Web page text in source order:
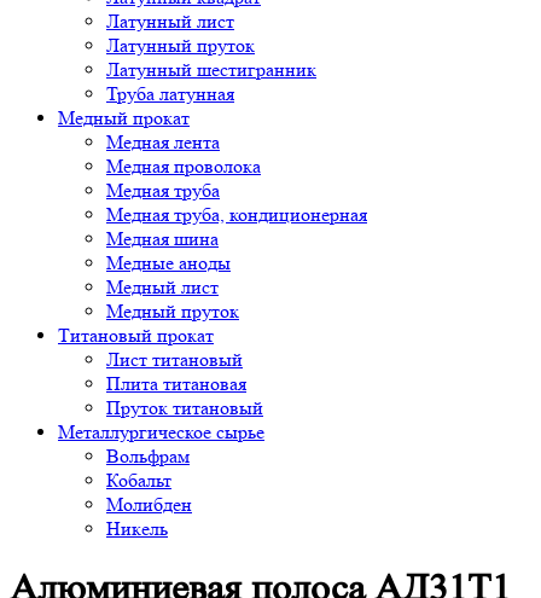
Латунный лист
Латунный пруток
Латунный шестигранник
Труба латунная
Медный прокат
Медная лента
Медная проволока
Медная труба
Медная труба, кондиционерная
Медная шина
Медные аноды
Медный лист
Медный пруток
Титановый прокат
Лист титановый
Плита титановая
Пруток титановый
Металлургическое сырье
Вольфрам
Кобальт
Молибден
Никель
Алюминиевая полоса АД31Т1